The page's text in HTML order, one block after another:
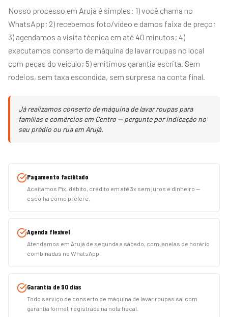
Nosso processo em Arujá é simples: 1) você chama no
WhatsApp; 2) recebemos foto/vídeo e damos faixa de preço;
3) agendamos a visita técnica em até 40 minutos; 4)
executamos conserto de máquina de lavar roupas no local
com peças do veículo; 5) emitimos garantia escrita. Sem
rodeios, sem taxa escondida, sem surpresa na conta final.
Já realizamos conserto de máquina de lavar roupas para
famílias e comércios em Centro — pergunte por indicação no
seu prédio ou rua em Arujá.
Pagamento facilitado
Aceitamos Pix, débito, crédito em até 3x sem juros e dinheiro —
escolha como prefere.
Agenda flexível
Atendemos em Arujá de segunda a sábado, com janelas de horário
combinadas no WhatsApp.
Garantia de 90 dias
Todo serviço de conserto de máquina de lavar roupas sai com
garantia formal, registrada na nota fiscal.